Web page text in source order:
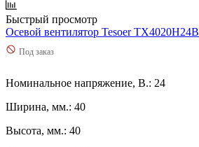
Быстрый просмотр
Осевой вентилятор Tesoer TX4020H24B
Под заказ
Номинальное напряжение, В.: 24
Ширина, мм.: 40
Высота, мм.: 40